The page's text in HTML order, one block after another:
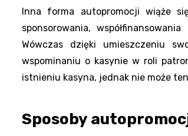
Inna forma autopromocji wiąże
sponsorowania,
Wówczas dzięki umieszczeniu
wspominaniu o kasynie w roli
istnieniu kasyna, jednak nie może
Sposoby